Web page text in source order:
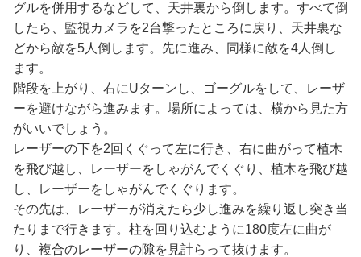
グルを併用するなどして、天井裏から倒します。すべて倒
したら、監視カメラを2台撃ったところに戻り、天井裏な
どから敵を5人倒します。先に進み、同様に敵を4人倒し
ます。
階段を上がり、右にUターンし、ゴーグルをして、レーザ
ーを避けながら進みます。場所によっては、横から見た方
がいいでしょう。
レーザーの下を2回くぐって左に行き、右に曲がって植木
を飛び越し、レーザーをしゃがんでくぐり、植木を飛び越
し、レーザーをしゃがんでくぐります。
その先は、レーザーが消えたら少し進みを繰り返し突き当
たりまで行きます。柱を回り込むように180度左に曲が
り、複合のレーザーの隙を見計らって抜けます。